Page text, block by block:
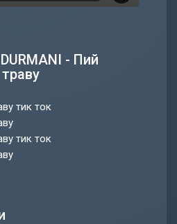
- Пий
траву
тик ток
тик ток